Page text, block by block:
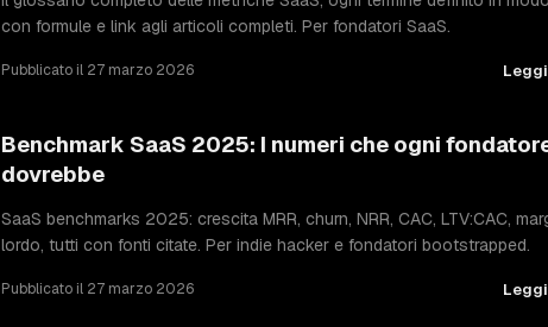
con formule e link agli articoli completi. Per fondatori SaaS.
Pubblicato il 27 marzo 2026
Benchmark SaaS 2025: I numeri che ogni
dovrebbe
SaaS benchmarks 2025: crescita MRR, churn, NRR, CAC, LTV:CAC,
lordo, tutti con fonti citate. Per indie hacker e fondatori bootstrapped.
Pubblicato il 27 marzo 2026